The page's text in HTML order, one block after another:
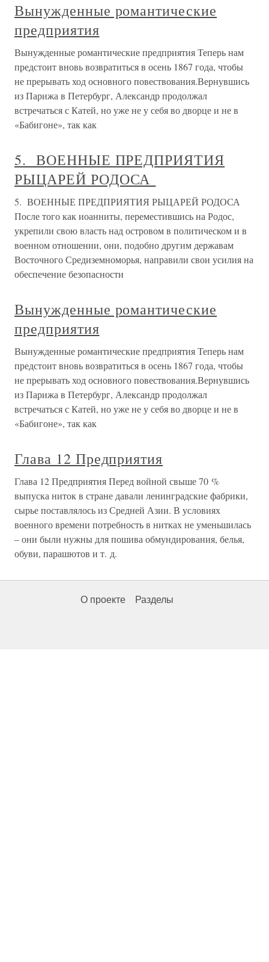
Вынужденные романтические
предприятия
Вынужденные романтические предприятия Теперь нам
предстоит вновь возвратиться в осень 1867 года, чтобы
не прерывать ход основного повествования.Вернувшись
из Парижа в Петербург, Александр продолжал
встречаться с Катей, но уже не у себя во дворце и не в
«Бабигоне», так как
5. ВОЕННЫЕ ПРЕДПРИЯТИЯ
РЫЦАРЕЙ РОДОСА
5. ВОЕННЫЕ ПРЕДПРИЯТИЯ РЫЦАРЕЙ РОДОСА
После того как иоанниты, переместившись на Родос,
укрепили свою власть над островом в политическом и в
военном отношении, они, подобно другим державам
Восточного Средиземноморья, направили свои усилия на
обеспечение безопасности
Вынужденные романтические
предприятия
Вынужденные романтические предприятия Теперь нам
предстоит вновь возвратиться в осень 1867 года, чтобы
не прерывать ход основного повествования.Вернувшись
из Парижа в Петербург, Александр продолжал
встречаться с Катей, но уже не у себя во дворце и не в
«Бабигоне», так как
Глава 12 Предприятия
Глава 12 Предприятия Перед войной свыше 70 %
выпуска ниток в стране давали ленинградские фабрики,
сырье поставлялось из Средней Азии. В условиях
военного времени потребность в нитках не уменьшилась
– они были нужны для пошива обмундирования, белья,
обуви, парашютов и т. д.
О проекте Разделы